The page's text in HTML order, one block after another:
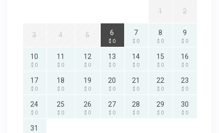
1 2
3 4 5 6
$ 0
7
$ 0
8
$ 0
9
$ 0
10
$ 0
11
$ 0
12
$ 0
13
$ 0
14
$ 0
15
$ 0
16
$ 0
17
$ 0
18
$ 0
19
$ 0
20
$ 0
21
$ 0
22
$ 0
23
$ 0
24
$ 0
25
$ 0
26
$ 0
27
$ 0
28
$ 0
29
$ 0
30
$ 0
31